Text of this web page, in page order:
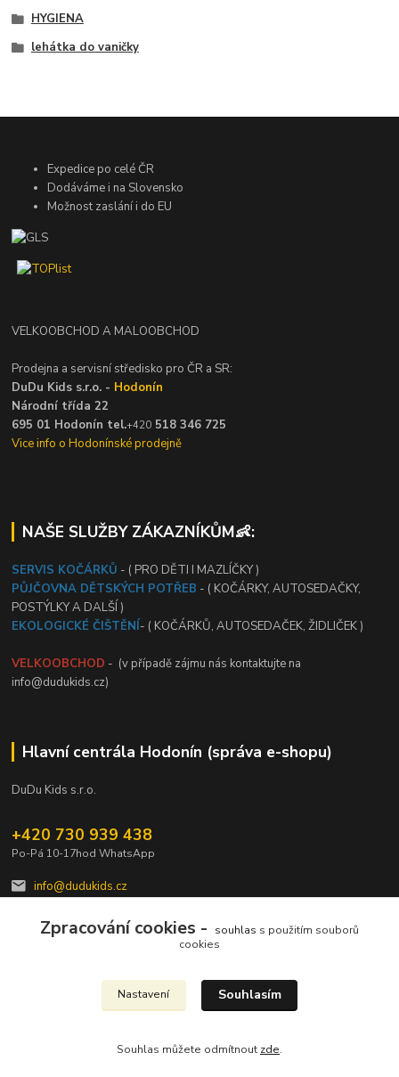
HYGIENA
lehátka do vaničky
Expedice po celé ČR
Dodáváme i na Slovensko
Možnost zaslání i do EU
VELKOOBCHOD A MALOOBCHOD
Prodejna a servisní středisko pro ČR a SR:
DuDu Kids s.r.o. - Hodonín
Národní třída 22
695 01 Hodonín tel.+420 518 346 725
Vice info o Hodonínské prodejně
NAŠE SLUŽBY ZÁKAZNÍKŮM👶:
SERVIS KOČÁRKŮ - ( PRO DĚTI I MAZLÍČKY )
PŮJČOVNA DĚTSKÝCH POTŘEB - ( KOČÁRKY, AUTOSEDAČKY,
POSTÝLKY A DALŠÍ )
EKOLOGICKÉ ČIŠTĚNÍ- ( KOČÁRKŮ, AUTOSEDAČEK, ŽIDLIČEK )
VELKOOBCHOD - (v případě zájmu nás kontaktujte na
info@dudukids.cz)
Hlavní centrála Hodonín (správa e-shopu)
DuDu Kids s.r.o.
+420 730 939 438
Po-Pá 10-17hod WhatsApp
info@dudukids.cz
Upravit sběr cookies.
Zpracování cookies - souhlas s použitím souborů
cookies
Nastavení Souhlasím
Souhlas můžete odmítnout zde.